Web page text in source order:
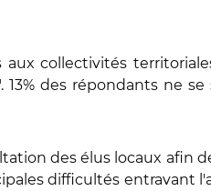
collectivités
des répondants ne
des élus locaux afin
difficultés entravant